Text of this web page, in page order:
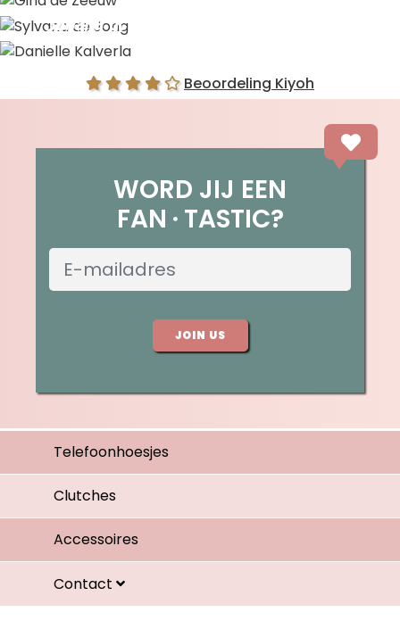
Sylvana de Jong
Beoordeling Kiyoh
WORD JIJ EEN
FAN TASTIC?
JOIN US
Telefoonhoesjes
Clutches
Accessoires
Contact